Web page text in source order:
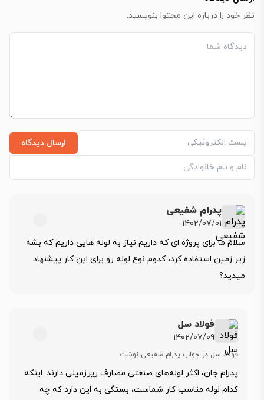
نظر خود را درباره این محتوا بنویسید.
ارسال دیدگاه
پدرام شفیعی
1402/07/01
سلام ما برای پروژه ای که داریم نیاز به لوله هایی داریم که بشه
زیر زمین استفاده کرد، کدوم نوع لوله رو برای این کار پیشنهاد
میدید؟
فولاد سل
1402/07/09
فولاد سل در جواب پدرام شفیعی نوشت:
پدرام جان، اکثر لوله‌های صنعتی مصارف زیرزمینی دارند. اینکه
کدام لوله مناسب کار شماست، بستگی به این دارد که چه